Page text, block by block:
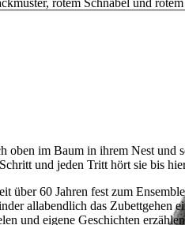
oben im Baum in ihrem Nest und
und jeden Tritt hört sie bis
über 60 Jahren fest zum
allabendlich das Zubettgehen
und eigene Geschichten